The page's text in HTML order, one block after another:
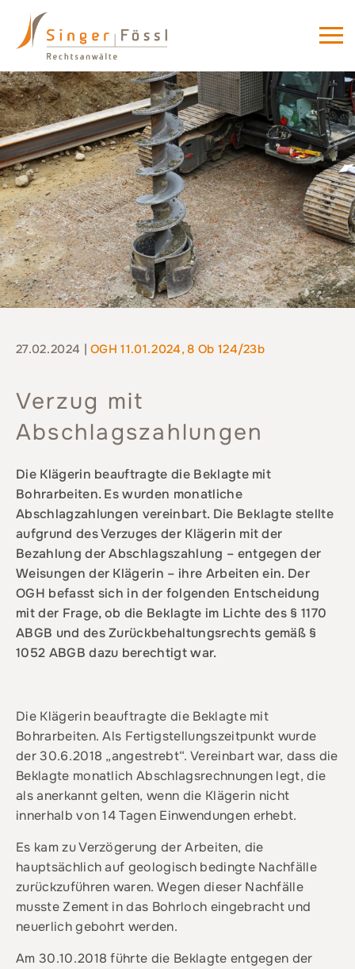
27.02.2024 |OGH 11.01.2024, 8 Ob 124/23b
Verzug mit
Abschlagszahlungen
Die Klägerin beauftragte die Beklagte mit
Bohrarbeiten. Es wurden monatliche
Abschlagzahlungen vereinbart. Die Beklagte stellte
aufgrund des Verzuges der Klägerin mit der
Bezahlung der Abschlagszahlung – entgegen der
Weisungen der Klägerin – ihre Arbeiten ein. Der
OGH befasst sich in der folgenden Entscheidung
mit der Frage, ob die Beklagte im Lichte des § 1170
ABGB und des Zurückbehaltungsrechts gemäß §
1052 ABGB dazu berechtigt war.
Die Klägerin beauftragte die Beklagte mit
Bohrarbeiten. Als Fertigstellungszeitpunkt wurde
der 30.6.2018 „angestrebt“. Vereinbart war, dass die
Beklagte monatlich Abschlagsrechnungen legt, die
als anerkannt gelten, wenn die Klägerin nicht
innerhalb von 14 Tagen Einwendungen erhebt.
Es kam zu Verzögerung der Arbeiten, die
hauptsächlich auf geologisch bedingte Nachfälle
zurückzuführen waren. Wegen dieser Nachfälle
musste Zement in das Bohrloch eingebracht und
neuerlich gebohrt werden.
Am 30.10.2018 führte die Beklagte entgegen der